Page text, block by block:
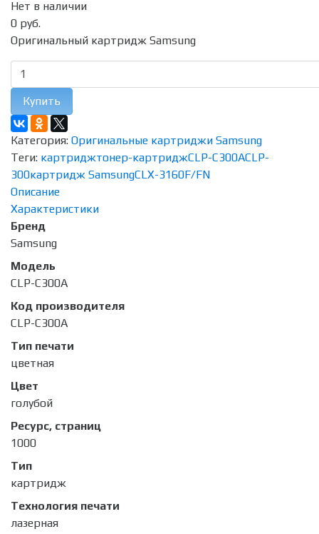
Нет в наличии
0 руб.
Оригинальный картридж Samsung
Купить
Категория: Оригинальные картриджи Samsung
Теги: картриджтонер-картриджCLP-C300ACLP-
300картридж SamsungCLX-3160F/FN
Описание
Характеристики
Бренд
Samsung
Модель
CLP-C300A
Код производителя
CLP-C300A
Тип печати
цветная
Цвет
голубой
Ресурс, страниц
1000
Тип
картридж
Технология печати
лазерная